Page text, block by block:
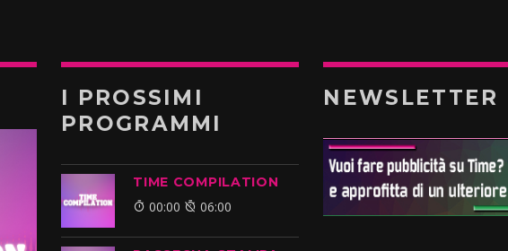
I PROSSIMI
PROGRAMMI
TIME COMPILATION
00:00 06:00
NEWSLETTER